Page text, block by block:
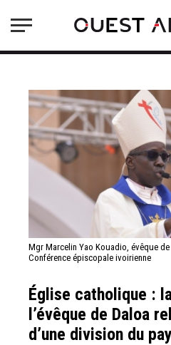
Mgr Marcelin Yao Kouadio, évêque
Conférence épiscopale ivoirienne
Église catholique :
l’évêque de Daloa
d’une division du